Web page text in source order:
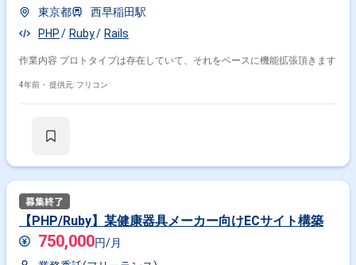
東京都
西早稲田駅
PHP
Ruby Rails
作業内容 プロトタイプは存在していて、それをベースに機能拡張頂きます
4年前・ 提供元: フリコン
【PHP/Ruby】某健康器具メーカー向けECサイト構築
750,000円/月